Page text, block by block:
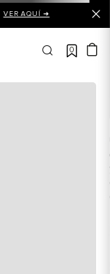
VER AQUÍ ➜
0